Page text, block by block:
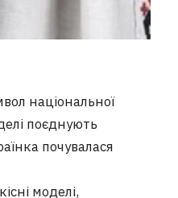
національної
поєднують
почувалася
моделі,